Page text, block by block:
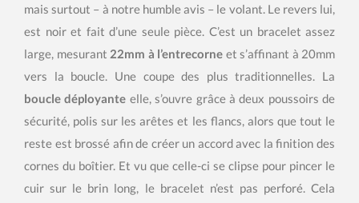
mais surtout – à notre humble avis – le volant. Le revers lui,
est noir et fait d’une seule pièce. C’est un bracelet assez
large, mesurant 22mm à l’entrecorne et s’affinant à 20mm
vers la boucle. Une coupe des plus traditionnelles. La
boucle déployante elle, s’ouvre grâce à deux poussoirs de
sécurité, polis sur les arêtes et les flancs, alors que tout le
reste est brossé afin de créer un accord avec la finition des
cornes du boîtier. Et vu que celle-ci se clipse pour pincer le
cuir sur le brin long, le bracelet n’est pas perforé. Cela